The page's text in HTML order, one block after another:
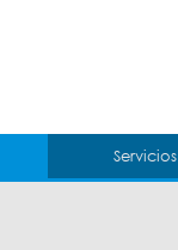
Servicios